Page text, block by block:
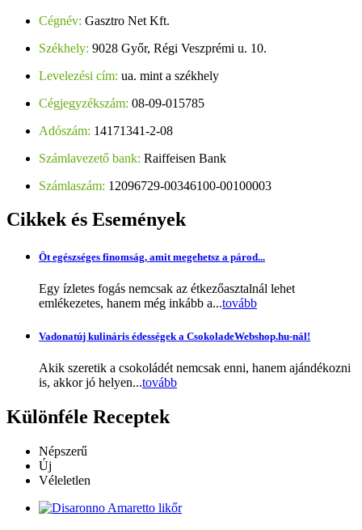
Cégnév: Gasztro Net Kft.
Székhely: 9028 Győr, Régi Veszprémi u. 10.
Levelezési cím: ua. mint a székhely
Cégjegyzékszám: 08-09-015785
Adószám: 14171341-2-08
Számlavezető bank: Raiffeisen Bank
Számlaszám: 12096729-00346100-00100003
Cikkekés Események
Öt egészséges finomság, amit megehetsz a párod...
Egy ízletes fogás nemcsak az étkezőasztalnál lehet
emlékezetes, hanem még inkább a...tovább
Vadonatúj kulináris édességek a CsokoladeWebshop.hu-nál!
Akik szeretik a csokoládét nemcsak enni, hanem ajándékozni
is, akkor jó helyen...tovább
Különféle Receptek
Népszerű
Új
Véleletlen